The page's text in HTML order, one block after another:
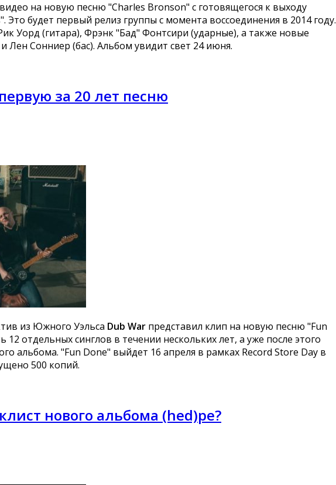
на новую песню "Charles Bronson" с готовящегося к выходу
Это будет первый релиз группы с момента воссоединения в 2014 году.
Уорд (гитара), Фрэнк "Бад" Фонтсири (ударные), а также новые
Лен Сонниер (бас). Альбом увидит свет 24 июня.
за 20 лет песню
из Южного Уэльса Dub War представил клип на новую песню "Fun
отдельных синглов в течении нескольких лет, а уже после этого
альбома. "Fun Done" выйдет 16 апреля в рамках Record Store Day в
500 копий.
нового альбома (hed)pe?